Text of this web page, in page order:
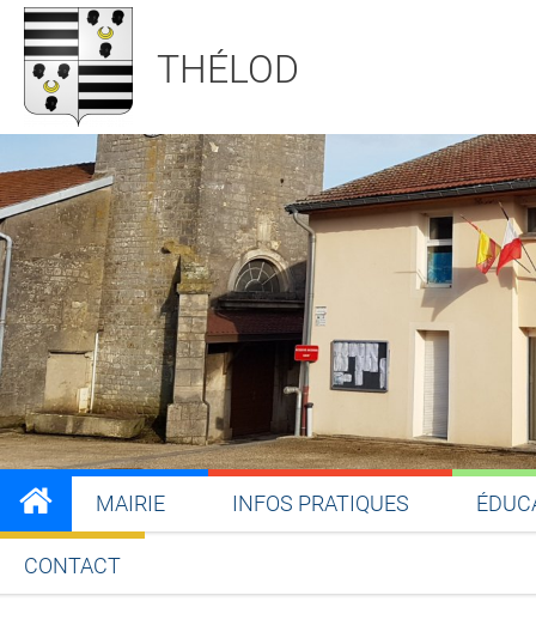
THÉLOD
MAIRIE INFOS PRATIQUES
CONTACT